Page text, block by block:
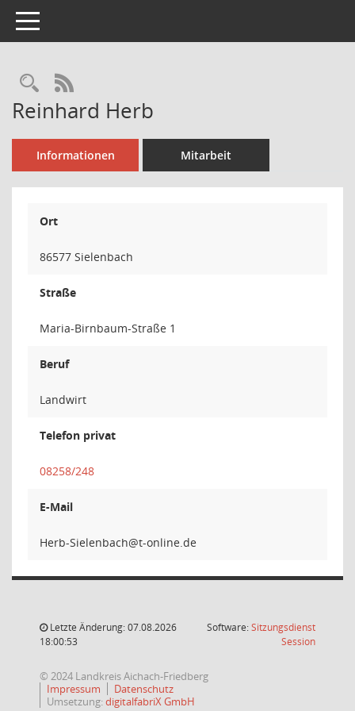
Toggle navigation
Rechercheauswahl
RSS-Feed
Reinhard Herb
Informationen Mitarbeit
Ort
86577 Sielenbach
Straße
Maria-Birnbaum-Straße 1
Beruf
Landwirt
Telefon privat
08258/248
E-Mail
hcabnel
Letzte Änderung: 07.08.2026
18:00:53
Software:Sitzungsdienst
Session(Wird in
© 2024 Landkreis Aichach-Friedberg
Impressum
Datenschutz
Umsetzung:digitalfabriX GmbH